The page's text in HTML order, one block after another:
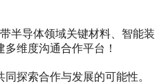
半导体领域关键材料、智能装
维度沟通合作平台！
探索合作与发展的可能性。